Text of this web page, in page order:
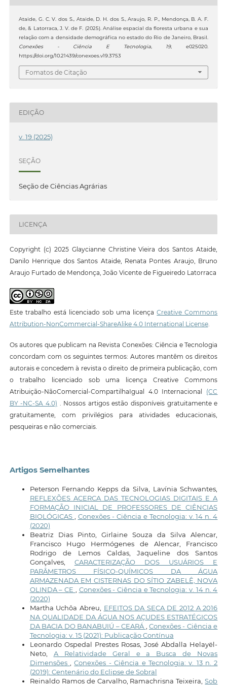
Ataide, G. C. V. dos S., Ataide, D. H. dos S., Araujo, R. P., Mendonça, B. A. F.
de, & Latorraca, J. V. de F. (2025). Análise espacial da floresta urbana e sua
relação com a densidade demográfica no estado do Rio de Janeiro, Brasil.
Conexões - Ciência E Tecnologia, 19, e025020.
https://doi.org/10.21439/conexoes.v19.3753
Fomatos de Citação
EDIÇÃO
v. 19 (2025)
SEÇÃO
Seção de Ciências Agrárias
LICENÇA
Copyright (c) 2025 Glaycianne Christine Vieira dos Santos Ataide,
Danilo Henrique dos Santos Ataide, Renata Pontes Araujo, Bruno
Araujo Furtado de Mendonça, João Vicente de Figueiredo Latorraca
Este trabalho está licenciado sob uma licençaCreative Commons
Attribution-NonCommercial-ShareAlike 4.0 International License.
Os autores que publicam na Revista Conexões: Ciência e Tecnologia
concordam com os seguintes termos: Autores mantêm os direitos
autorais e concedem à revista o direito de primeira publicação, com
o trabalho licenciado sob uma licença Creative Commons
Atribuição-NãoComercial-CompartilhaIgual 4.0 Internacional (CC
BY -NC-SA 4.0) . Nossos artigos estão disponíveis gratuitamente e
gratuitamente, com privilégios para atividades educacionais,
pesqueiras e não comerciais.
Artigos Semelhantes
Peterson Fernando Kepps da Silva, Lavínia Schwantes,
REFLEXÕES ACERCA DAS TECNOLOGIAS DIGITAIS E A
FORMAÇÃO INICIAL DE PROFESSORES DE CIÊNCIAS
BIOLÓGICAS
Conexões - Ciência e Tecnologia: v. 14 n. 4
(2020)
Beatriz Dias Pinto, Girlaine Souza da Silva Alencar,
Francisco Hugo Hermógenes de Alencar, Francisco
Rodrigo de Lemos Caldas, Jaqueline dos Santos
Gonçalves, CARACTERIZAÇÃO DOS USUÁRIOS E
PARÂMETROS FÍSICO-QUÍMICOS DA ÁGUA
ARMAZENADA EM CISTERNAS DO SÍTIO ZABELÊ, NOVA
OLINDA – CE
Conexões - Ciência e Tecnologia: v. 14 n. 4
(2020)
Martha Uchôa Abreu, EFEITOS DA SECA DE 2012 A 2016
NA QUALIDADE DA ÁGUA NOS AÇUDES ESTRATÉGICOS
DA BACIA DO BANABUIÚ – CEARÁ
Conexões - Ciência e
Tecnologia: v. 15 (2021): Publicação Contínua
Leonardo Ospedal Prestes Rosas, José Abdalla Helayël-
Neto, A Relatividade Geral e a Busca de Novas
Dimensões
,Conexões - Ciência e Tecnologia: v. 13 n. 2
(2019): Centenário do Eclipse de Sobral
Reinaldo Ramos de Carvalho, Ramachrisna Teixeira,Sob